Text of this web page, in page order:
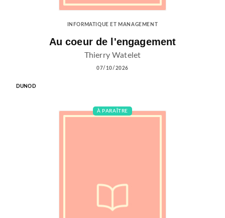
INFORMATIQUE ET MANAGEMENT
Au coeur de l'engagement
Thierry Watelet
07/10/2026
DUNOD
À PARAÎTRE